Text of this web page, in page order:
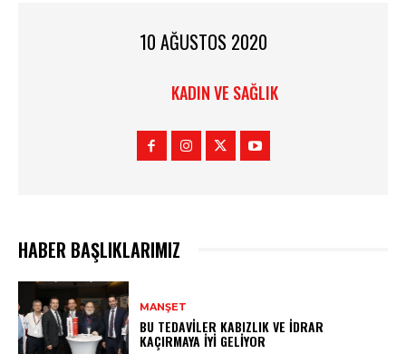
10 AĞUSTOS 2020
KADIN VE SAĞLIK
HABER BAŞLIKLARIMIZ
MANŞET
BU TEDAVILER KABIZLIK VE İDRAR
KAÇIRMAYA İYI GELIYOR